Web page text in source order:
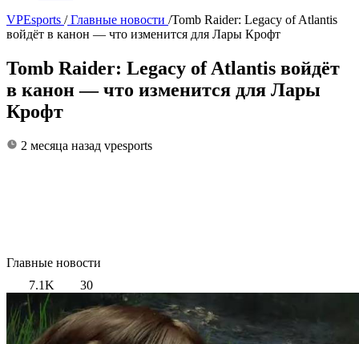
VPEsports / Главные новости /Tomb Raider: Legacy of Atlantis
войдёт в канон — что изменится для Лары Крофт
Tomb Raider: Legacy of Atlantis войдёт
в канон — что изменится для Лары
Крофт
2 месяца назад vpesports
Главные новости
7.1K
30